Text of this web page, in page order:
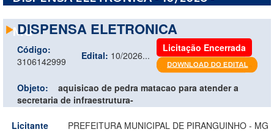
MG
DISPENSA ELETRONICA
Código:
3106142999
Edital: 10/2026...
Licitação Encerrada
Objeto:
aquisicao de pedra matacao para atender a
secretaria de infraestrutura-
Licitante PREFEITURA MUNICIPAL DE PIRANGUINHO - MG